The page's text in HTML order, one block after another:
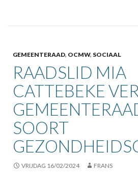
GEMEENTERAAD, OCMW, SOCIAAL
RAADSLID MIA
CATTEBEKE
SOORT
VRIJDAG 16/02/2024 FRANS